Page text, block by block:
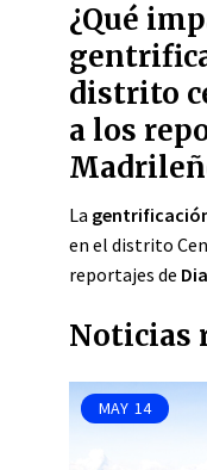
¿Qué
distrito
a los
La
en el distrito
reportajes de
Noticias
MAY 14